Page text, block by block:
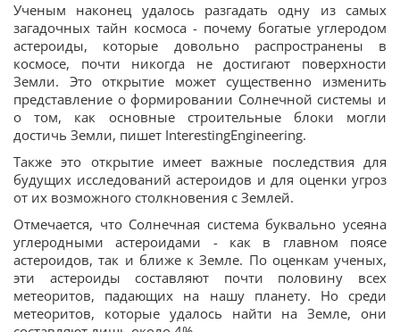
Ученым наконец удалось разгадать одну из самых
загадочных тайн космоса - почему богатые углеродом
астероиды, которые довольно распространены в
космосе, почти никогда не достигают поверхности
Земли. Это открытие может существенно изменить
представление о формировании Солнечной системы и
о том, как основные строительные блоки могли
достичь Земли, пишет InterestingEngineering.
Также это открытие имеет важные последствия для
будущих исследований астероидов и для оценки угроз
от их возможного столкновения с Землей.
Отмечается, что Солнечная система буквально усеяна
углеродными астероидами - как в главном поясе
астероидов, так и ближе к Земле. По оценкам ученых,
эти астероиды составляют почти половину всех
метеоритов, падающих на нашу планету. Но среди
метеоритов, которые удалось найти на Земле, они